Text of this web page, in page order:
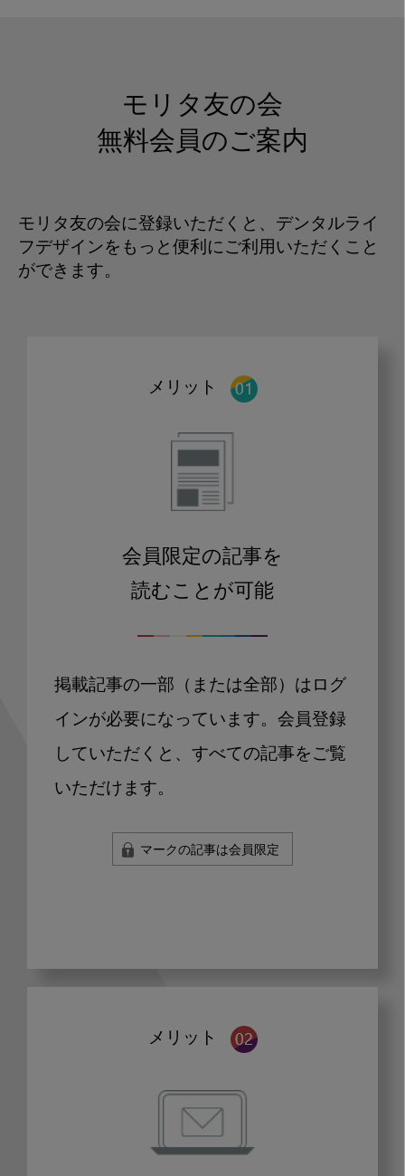
モリタ友の会
無料会員のご案内
モリタ友の会に登録いただくと、デンタルライ
フデザインをもっと便利にご利用いただくこと
ができます。
メリット
会員限定の記事を
読むことが可能
掲載記事の一部（または全部）はログ
インが必要になっています。会員登録
していただくと、すべての記事をご覧
いただけます。
マークの記事は会員限定
メリット